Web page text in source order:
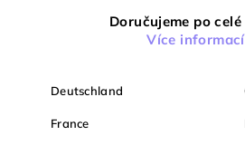
Doručujeme po celé
Více informací
Deutschland
France